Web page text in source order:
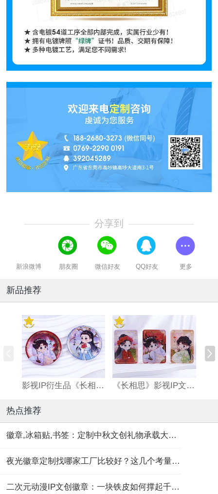
分享到
新浪微博 朋友圈 微信好友 QQ好友 更多
新品推荐
影视IP衍生品《长相思》双闪吧唧 《长相思》影视IP文创亚克力流沙麻将
热点推荐
徽章,冰箱贴,书签：定制中秋文创礼物承载大团圆！
夜光徽章定制找哪家工厂比较好？这几个考量维度要记住！
二次元动漫IP文创徽章：一块铁皮如何撑起千亿“谷子经济”？